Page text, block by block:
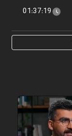
01:37:19